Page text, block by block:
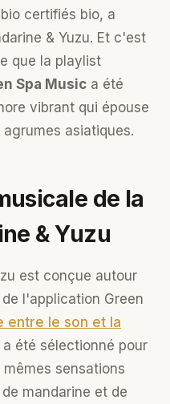
certifiés bio, a
& Yuzu. Et c'est
que la playlist
Spa Music a été
vibrant qui épouse
asiatiques.
de la
& Yuzu
est conçue autour
l'application Green
entre le son et la
été sélectionné pour
sensations
mandarine et de